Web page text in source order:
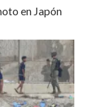
en Japón